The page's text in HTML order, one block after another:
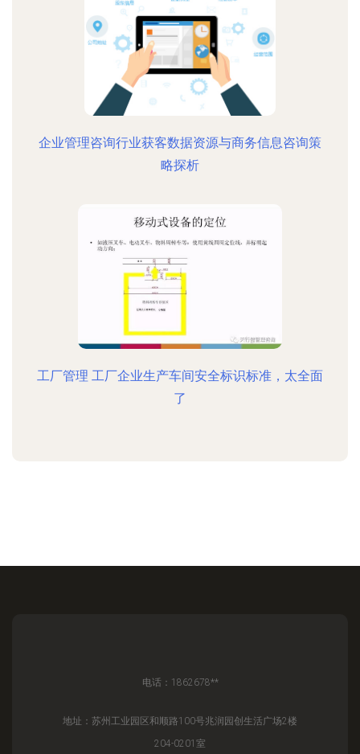
企业管理咨询行业获客数据资源与商务信息咨询策
略探析
工厂管理 工厂企业生产车间安全标识标准，太全面
了
电话：1862678**
地址：苏州工业园区和顺路100号兆润园创生活广场2楼
204-0201室